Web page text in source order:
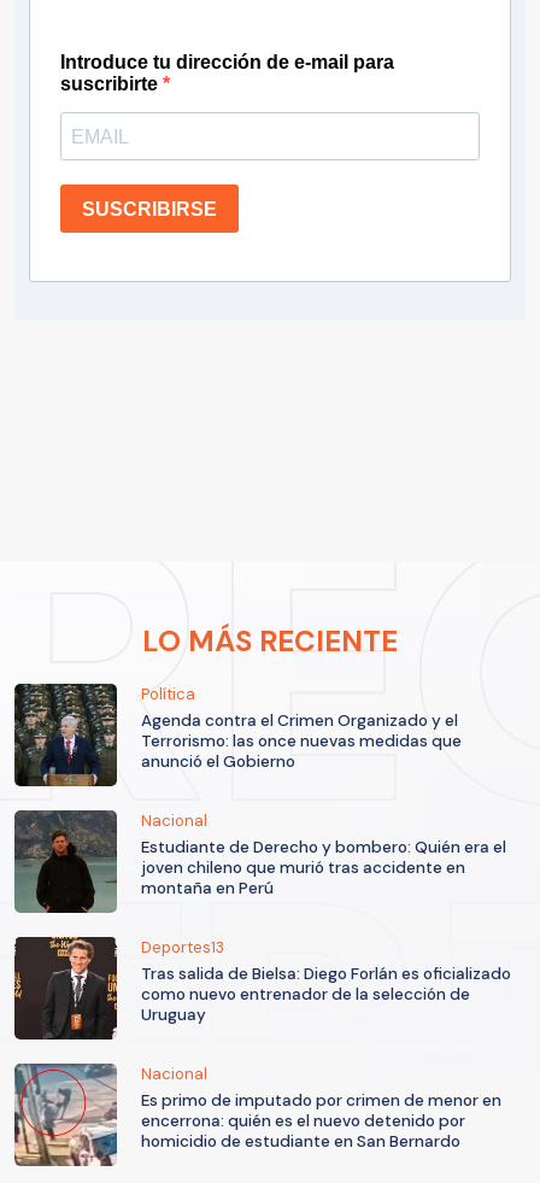
Introduce tu dirección de e-mail para
suscribirte
SUSCRIBIRSE
LO MÁS RECIENTE
Política
Agenda contra el Crimen Organizado y el
Terrorismo: las once nuevas medidas que
anunció el Gobierno
Nacional
Estudiante de Derecho y bombero: Quién era el
joven chileno que murió tras accidente en
montaña en Perú
Deportes13
Tras salida de Bielsa: Diego Forlán es oficializado
como nuevo entrenador de la selección de
Uruguay
Nacional
Es primo de imputado por crimen de menor en
encerrona: quién es el nuevo detenido por
homicidio de estudiante en San Bernardo